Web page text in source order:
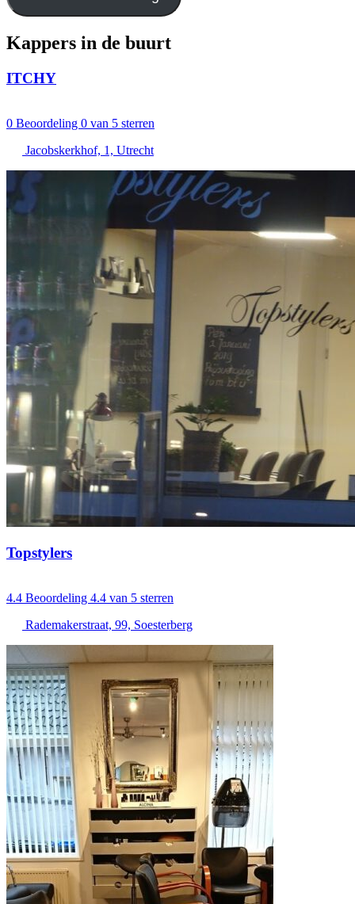
Kappers in de buurt
ITCHY
0 Beoordeling 0 van 5 sterren
Jacobskerkhof, 1, Utrecht
Topstylers
4.4 Beoordeling 4.4 van 5 sterren
Rademakerstraat, 99, Soesterberg